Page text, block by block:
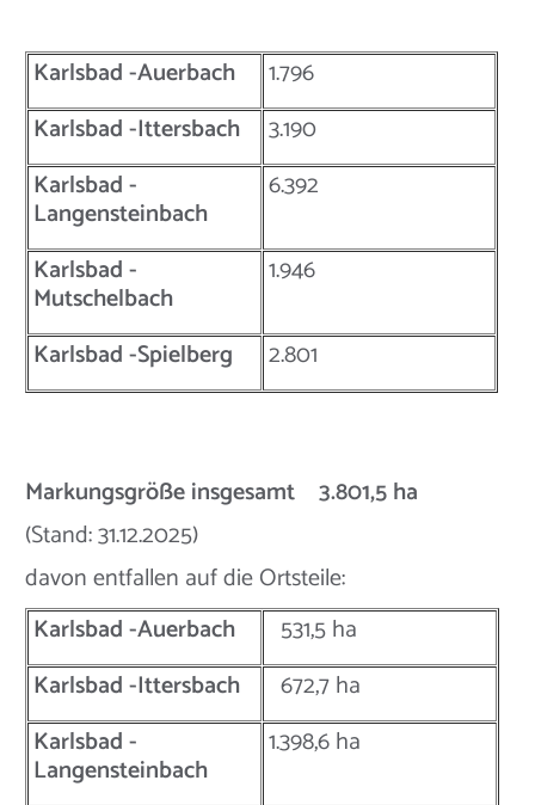
Karlsbad -Auerbach
1.796
Karlsbad -Ittersbach
3.190
Karlsbad -
Langensteinbach
6.392
Karlsbad -
Mutschelbach
1.946
Karlsbad -Spielberg 2.801
Markungsgröße insgesamt 3.801,5 ha
(Stand: 31.12.2025)
davon entfallen auf die Ortsteile:
Karlsbad -Auerbach
531,5 ha
Karlsbad -Ittersbach
672,7 ha
Karlsbad -
Langensteinbach
1.398,6 ha